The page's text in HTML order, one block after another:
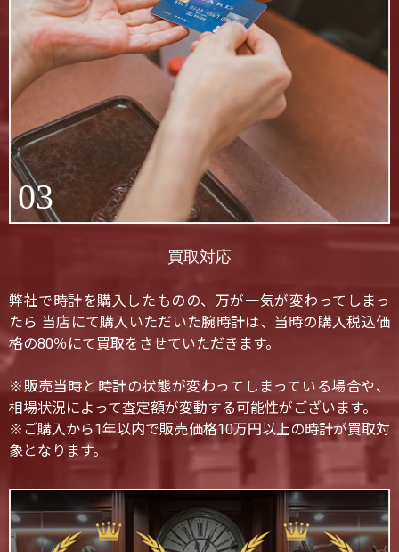
03
買取対応
弊社で時計を購入したものの、万が一気が変わってしまっ
たら 当店にて購入いただいた腕時計は、当時の購入税込価
格の80％にて買取をさせていただきます。
※販売当時と時計の状態が変わってしまっている場合や、
相場状況によって査定額が変動する可能性がございます。
※ご購入から1年以内で販売価格10万円以上の時計が買取対
象となります。